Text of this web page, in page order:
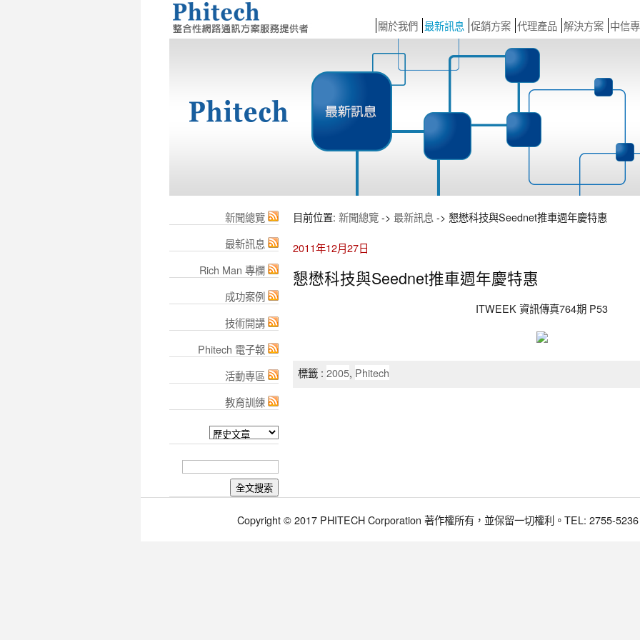
關於我們 最新訊息 促銷方案 代理產品 解決方案 中信
新聞總覽
最新訊息
Rich Man 專欄
成功案例
技術開講
Phitech 電子報
活動專區
教育訓練
目前位置: 新聞總覽-> 最新訊息 -> 懇懋科技與Seednet推車週年慶特惠
2011年12月27日
懇懋科技與Seednet推車週年慶特惠
ITWEEK 資訊傳真764期 P53
標籤 : 2005, Phitech
Copyright © 2017 PHITECH Corporation 著作權所有，並保留一切權利。TEL: 2755-